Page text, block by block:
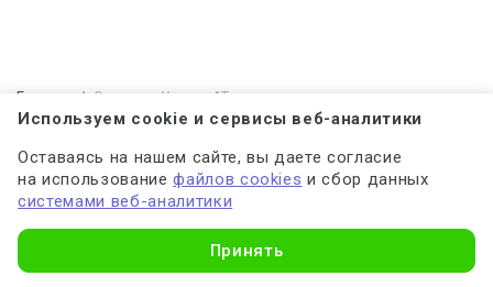
Главная Описание Устава АТ и примеры его применения
Подписаться на акции и бонусы
Используем cookie и сервисы веб-аналитики
Оставаясь на нашем сайте, вы даете согласие
на использованиефайлов cookies и сбор данных
системами веб-аналитики
Принять